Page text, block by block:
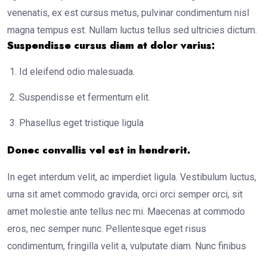
venenatis, ex est cursus metus, pulvinar condimentum nisl
magna tempus est. Nullam luctus tellus sed ultricies dictum.
Suspendisse cursus diam at dolor varius:
Id eleifend odio malesuada.
Suspendisse et fermentum elit.
Phasellus eget tristique ligula
Donec convallis vel est in hendrerit.
In eget interdum velit, ac imperdiet ligula. Vestibulum luctus,
urna sit amet commodo gravida, orci orci semper orci, sit
amet molestie ante tellus nec mi. Maecenas at commodo
eros, nec semper nunc. Pellentesque eget risus
condimentum, fringilla velit a, vulputate diam. Nunc finibus